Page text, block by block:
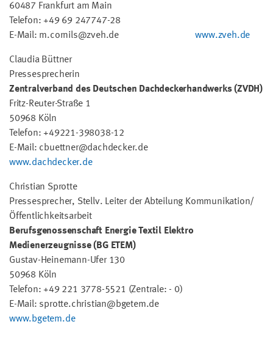
60487 Frankfurt am Main
Telefon: +49 69 247747-28
E-Mail: m.cornils@zveh.dewww.zveh.de
Claudia Büttner
Pressesprecherin
Zentralverband des Deutschen Dachdeckerhandwerks (ZVDH)
Fritz-Reuter-Straße 1
50968 Köln
Telefon: +49221-398038-12
E-Mail: cbuettner@dachdecker.de
www.dachdecker.de
Christian Sprotte
Pressesprecher, Stellv. Leiter der Abteilung Kommunikation/
Öffentlichkeitsarbeit
Berufsgenossenschaft Energie Textil Elektro
Medienerzeugnisse (BG ETEM)
Gustav-Heinemann-Ufer 130
50968 Köln
Telefon: +49 221 3778-5521 (Zentrale: - 0)
E-Mail: sprotte.christian@bgetem.de
www.bgetem.de